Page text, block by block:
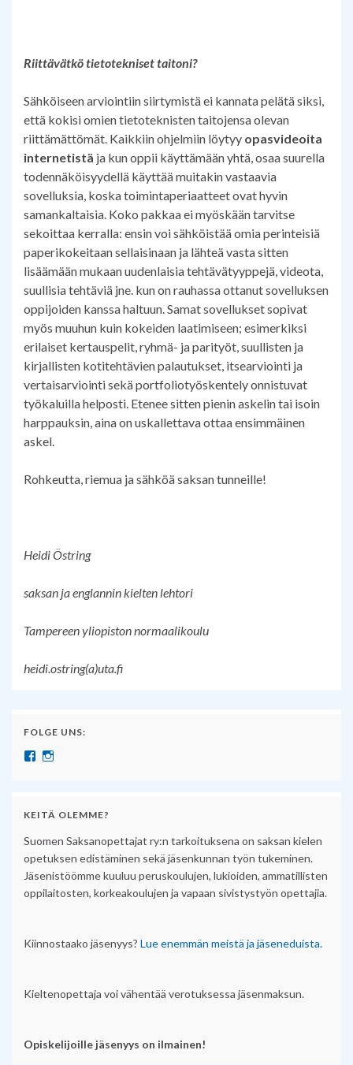
Riittävätkö tietotekniset taitoni?
Sähköiseen arviointiin siirtymistä ei kannata pelätä siksi,
että kokisi omien tietoteknisten taitojensa olevan
riittämättömät. Kaikkiin ohjelmiin löytyy opasvideoita
internetistä ja kun oppii käyttämään yhtä, osaa suurella
todennäköisyydellä käyttää muitakin vastaavia
sovelluksia, koska toimintaperiaatteet ovat hyvin
samankaltaisia. Koko pakkaa ei myöskään tarvitse
sekoittaa kerralla: ensin voi sähköistää omia perinteisiä
paperikokeitaan sellaisinaan ja lähteä vasta sitten
lisäämään mukaan uudenlaisia tehtävätyyppejä, videota,
suullisia tehtäviä jne. kun on rauhassa ottanut sovelluksen
oppijoiden kanssa haltuun. Samat sovellukset sopivat
myös muuhun kuin kokeiden laatimiseen; esimerkiksi
erilaiset kertauspelit, ryhmä- ja parityöt, suullisten ja
kirjallisten kotitehtävien palautukset, itsearviointi ja
vertaisarviointi sekä portfoliotyöskentely onnistuvat
työkaluilla helposti. Etenee sitten pienin askelin tai isoin
harppauksin, aina on uskallettava ottaa ensimmäinen
askel.
Rohkeutta, riemua ja sähköä saksan tunneille!
Heidi Östring
saksan ja englannin kielten lehtori
Tampereen yliopiston normaalikoulu
heidi.ostring(a)uta.fi
FOLGE UNS:
Näytä SuomenSaksanopettajat:n profiili Facebook palvelussa
KEITÄ OLEMME?
Suomen Saksanopettajat ry:n tarkoituksena on saksan kielen
opetuksen edistäminen sekä jäsenkunnan työn tukeminen.
Jäsenistöömme kuuluu peruskoulujen, lukioiden, ammatillisten
oppilaitosten, korkeakoulujen ja vapaan sivistystyön opettajia.
Kiinnostaako jäsenyys? Lue enemmän meistä ja jäseneduista.
Kieltenopettaja voi vähentää verotuksessa jäsenmaksun.
Opiskelijoille jäsenyys on ilmainen!